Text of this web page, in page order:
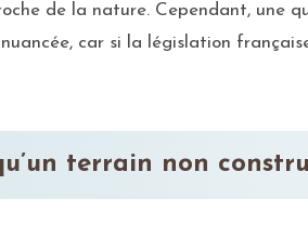
de la nature. Cependant, une
car si la législation
terrain non